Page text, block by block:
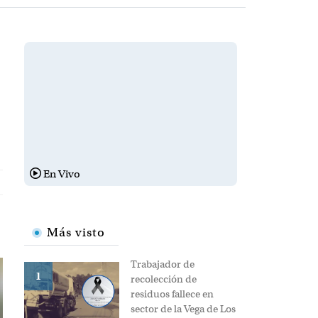
En Vivo
Más visto
1
Trabajador de
recolección de
residuos fallece en
sector de la Vega de Los